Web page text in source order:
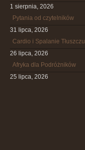
1 sierpnia, 2026
Pytania od czytelników
31 lipca, 2026
Cardio i Spalanie Tłuszczu
26 lipca, 2026
Afryka dla Podróżników
25 lipca, 2026